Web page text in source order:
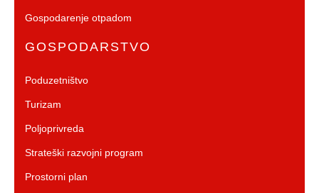
Gospodarenje otpadom
GOSPODARSTVO
Poduzetništvo
Turizam
Poljoprivreda
Strateški razvojni program
Prostorni plan